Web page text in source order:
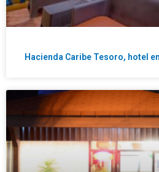
Hacienda Caribe Tesoro, hotel